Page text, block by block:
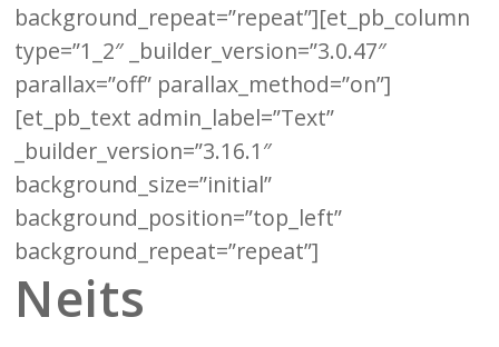
background_repeat=”repeat”][et_pb_column
type=”1_2″ _builder_version=”3.0.47″
parallax=”off” parallax_method=”on”]
[et_pb_text admin_label=”Text”
_builder_version=”3.16.1″
background_size=”initial”
background_position=”top_left”
background_repeat=”repeat”]
Neits